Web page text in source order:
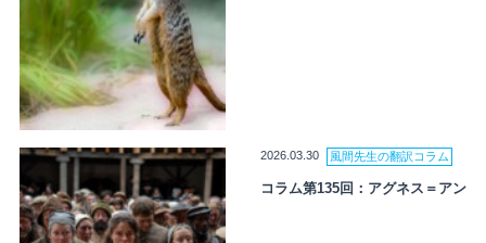
2026.03.30 風間先生の翻訳コラム
コラム第135回：アグネス＝アン